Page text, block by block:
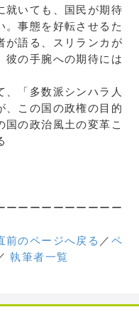
就いても、国民が期待
。事態を好転させるた
が語る、スリランカが
彼の手腕への期待には
「多数派シンハラ人
、この国の政権の目的
の政治風土の変革こ
ーーーーーーーーーー
前のページへ戻る ／ ペ
執筆者一覧